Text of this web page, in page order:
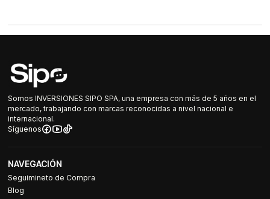
Somos INVERSIONES SIPO SPA, una empresa con más de 5 años en el
mercado, trabajando con marcas reconocidas a nivel nacional e
internacional.
Síguenos
NAVEGACIÓN
Seguimineto de Compra
Blog